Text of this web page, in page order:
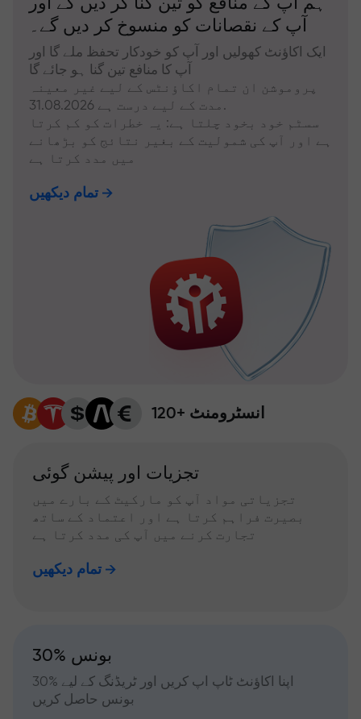
آپ کے نقصانات کو منسوخ کر دیں گے۔
ایک اکاؤنٹ کھولیں اور آپ کو خودکار تحفظ ملے گا اور
آپ کا منافع تین گنا ہو جائے گا
پروموشن ان تمام اکاؤنٹس کے لیے غیر معینہ
مدت کے لیے درست ہے 31.08.2026.
سسٹم خود بخود چلتا ہے: یہ خطرات کو کم کرتا
ہے اور آپ کی شمولیت کے بغیر نتائج کو بڑھانے
میں مدد کرتا ہے
تمام دیکھیں
120+ انسٹرومنٹ
تجزیات اور پیشن گوئی
تجزیاتی مواد آپ کو مارکیٹ کے بارے میں
بصیرت فراہم کرتا ہے اور اعتماد کے ساتھ
تجارت کرنے میں آپ کی مدد کرتا ہے
تمام دیکھیں
30% بونس
اپنا اکاؤنٹ ٹاپ اپ کریں اور ٹریڈنگ کے لیے %30
بونس حاصل کریں